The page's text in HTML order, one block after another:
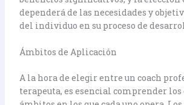
dependerá de las necesidades y
del individuo en su proceso de
Ámbitos de Aplicación
A la hora de elegir entre un coach
terapeuta, es esencial comprender